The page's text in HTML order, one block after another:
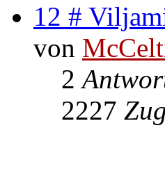
12 #
von
2
2227